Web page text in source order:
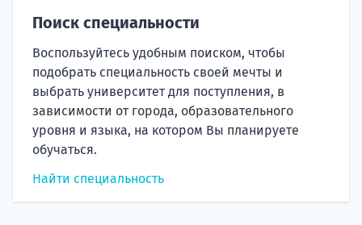
Поиск специальности
Воспользуйтесь удобным поиском, чтобы
подобрать специальность своей мечты и
выбрать университет для поступления, в
зависимости от города, образовательного
уровня и языка, на котором Вы планируете
обучаться.
Найти специальность